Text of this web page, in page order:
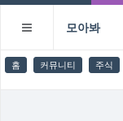
모아봐
홈 커뮤니티 주식